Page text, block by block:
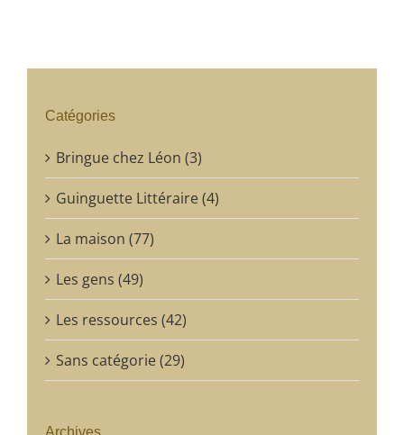
Catégories
Bringue chez Léon (3)
Guinguette Littéraire (4)
La maison (77)
Les gens (49)
Les ressources (42)
Sans catégorie (29)
Archives